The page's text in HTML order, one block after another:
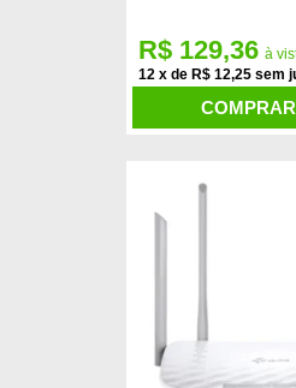
12 x de R$ 12,25
R$ 129,36
COMPRAR